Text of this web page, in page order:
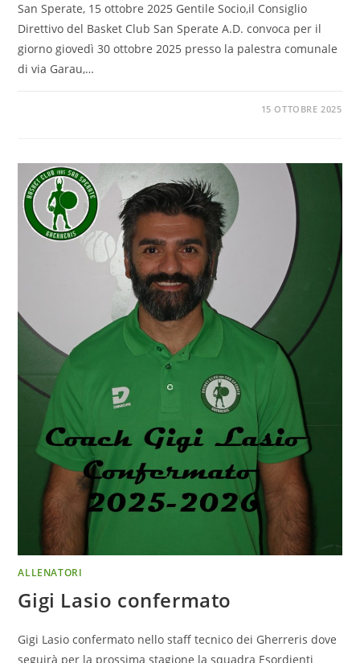
San Sperate, 15 ottobre 2025 Gentile Socio,il Consiglio
Direttivo del Basket Club San Sperate A.D. convoca per il
giorno giovedì 30 ottobre 2025 presso la palestra comunale
di via Garau,…
15 OTTOBRE 2025
ALLENATORI
Gigi Lasio confermato
Gigi Lasio confermato nello staff tecnico dei Gherreris dove
seguirà per la prossima stagione la squadra Esordienti